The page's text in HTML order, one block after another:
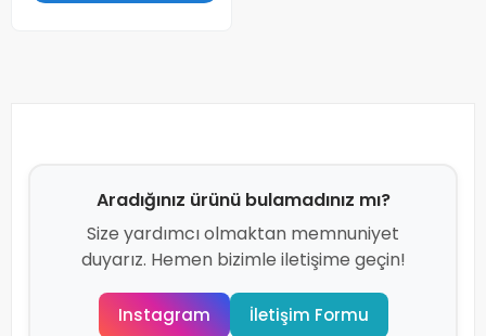
Aradığınız ürünü bulamadınız mı?
Size yardımcı olmaktan memnuniyet
duyarız. Hemen bizimle iletişime geçin!
Instagram
İletişim Formu